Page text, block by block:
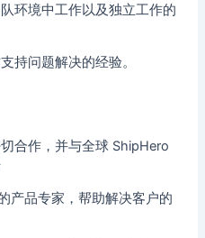
环境中工作以及独立工作的
持问题解决的经验。
合作，并与全球 ShipHero
产品专家，帮助解决客户的